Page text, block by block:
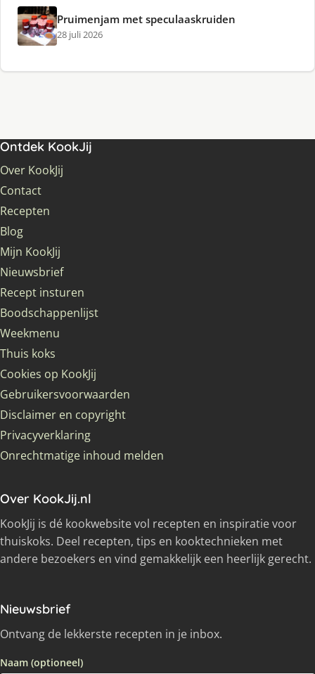
Pruimenjam met speculaaskruiden
28 juli 2026
Ontdek KookJij
Over KookJij
Contact
Recepten
Blog
Mijn KookJij
Nieuwsbrief
Recept insturen
Boodschappenlijst
Weekmenu
Thuis koks
Cookies op KookJij
Gebruikersvoorwaarden
Disclaimer en copyright
Privacyverklaring
Onrechtmatige inhoud melden
Over KookJij.nl
KookJij is dé kookwebsite vol recepten en inspiratie voor
thuiskoks. Deel recepten, tips en kooktechnieken met
andere bezoekers en vind gemakkelijk een heerlijk gerecht.
Nieuwsbrief
Ontvang de lekkerste recepten in je inbox.
Naam (optioneel)